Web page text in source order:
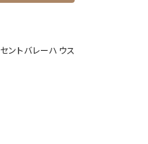
トバレーハウス